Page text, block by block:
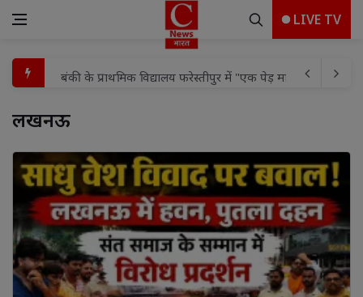
LIVE TV
बंकी के प्राथमिक विद्यालय फरेस्तीपुर में "एक पेड़ मां के नाम"
संक्रामक रोगों से बचाव को लेकर स्वास्थ्य विभाग सक्रिय, डूंडी गांव में
जंगल की गोद से आसमान तक आदिवासी विद्यार्थियों की उड़ान
नकली सोना दिखाकर ठगी करने वाले 2 शातिर आरोपी गिरफ्तार,
एसडीएम अनिल कुमार सरोज ने संयुक्त चिकित्सालय का किया
यूटा ने किया नवागत खण्ड शिक्षा अधिकारी का जोरदार स्वागत
सात वार्डों में विकास कार्यों को मिली रफ्तार, महापौर अलका
लखनऊ